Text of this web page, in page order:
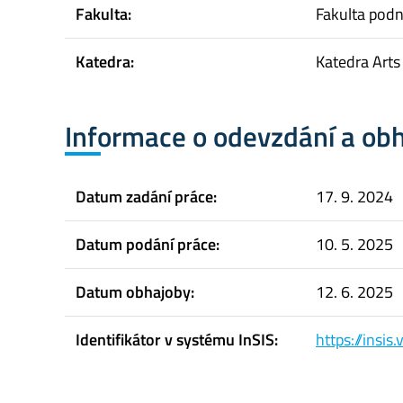
Fakulta:
Fakulta
Katedra:
Katedra
Informace o odevzdání a
Datum zadání práce:
17. 9. 2024
Datum podání práce:
10. 5. 2025
Datum obhajoby:
12. 6. 2025
Identifikátor v systému InSIS:
https://